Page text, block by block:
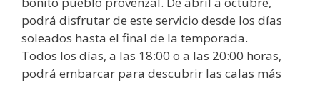
podrá disfrutar de este servicio desde los días
soleados hasta el final de la temporada.
Todos los días, a las 18:00 o a las 20:00 horas,
podrá embarcar para descubrir las calas más